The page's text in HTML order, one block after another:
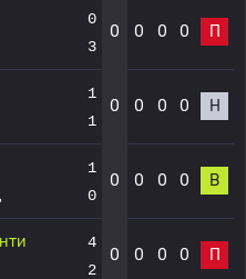
0
3
0 0 0 0 П
1
1
0 0 0 0 Н
1
0
0 0 0 0 В
4
2
0 0 0 0 П